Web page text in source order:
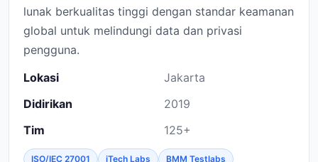
lunak berkualitas tinggi dengan standar keamanan
global untuk melindungi data dan privasi
pengguna.
Lokasi
Jakarta
Didirikan
2019
Tim
125+
ISO/IEC 27001 iTech Labs
BMM Testlabs